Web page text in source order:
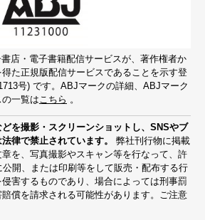
店・電子書籍配信サービスが、著作権者か
た正規版配信サービスであることを示す登
号) です。ABJマークの詳細、ABJマーク
一覧は こちら 。
を撮影・スクリーンショットし、SNSやブ
律で禁止されています。
弊社刊行物に掲載
を、写真撮影やスキャン等を行なって、許
開、または印刷等をして販売・配布する行
害するものであり、場合によっては刑事罰
償を請求される可能性があります。ご注意